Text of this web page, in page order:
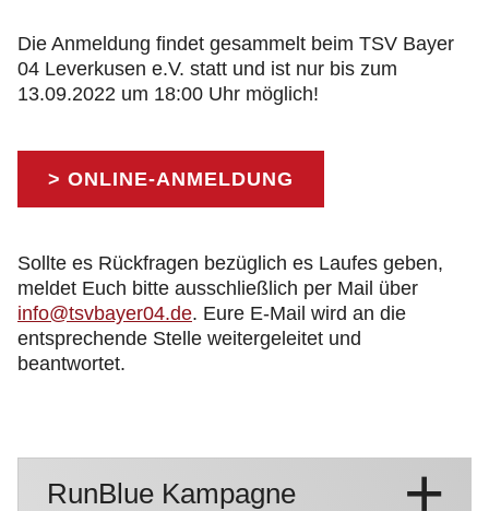
Die Anmeldung findet gesammelt beim TSV Bayer
04 Leverkusen e.V. statt und ist nur bis zum
13.09.2022 um 18:00 Uhr möglich!
> ONLINE-ANMELDUNG
Sollte es Rückfragen bezüglich es Laufes geben,
meldet Euch bitte ausschließlich per Mail über
info@tsvbayer04.de. Eure E-Mail wird an die
entsprechende Stelle weitergeleitet und
beantwortet.
RunBlue Kampagne